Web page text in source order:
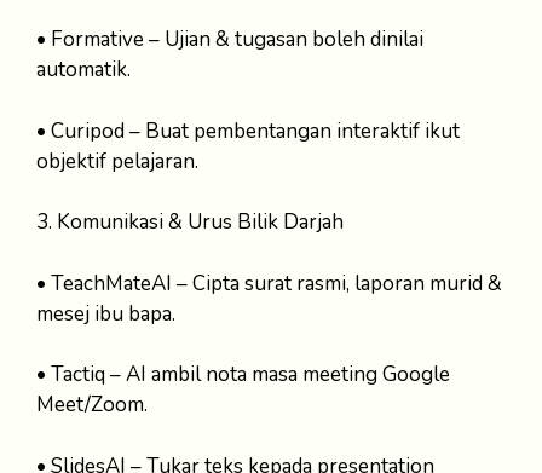
• Formative – Ujian & tugasan boleh dinilai
automatik.
• Curipod – Buat pembentangan interaktif ikut
objektif pelajaran.
3. Komunikasi & Urus Bilik Darjah
• TeachMateAI – Cipta surat rasmi, laporan murid &
mesej ibu bapa.
• Tactiq – AI ambil nota masa meeting Google
Meet/Zoom.
• SlidesAI – Tukar teks kepada presentation